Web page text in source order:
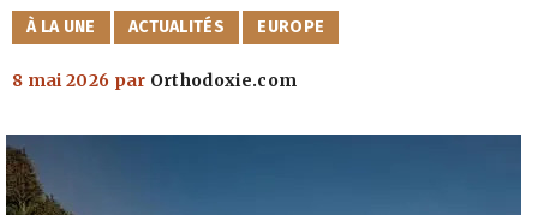
CATÉGORIES
À LA UNE ACTUALITÉS EUROPE
8 mai 2026 par Orthodoxie.com